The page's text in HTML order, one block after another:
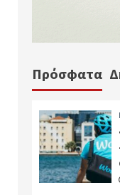
Πρόσφατα